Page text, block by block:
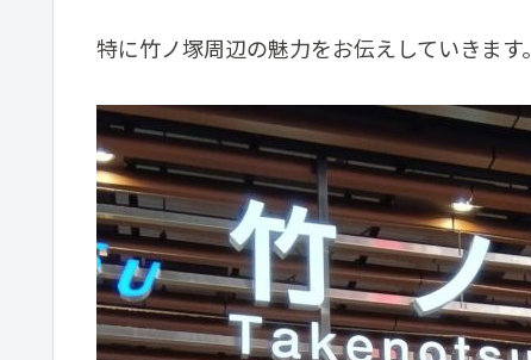
特に竹ノ塚周辺の魅力をお伝えしていきます。